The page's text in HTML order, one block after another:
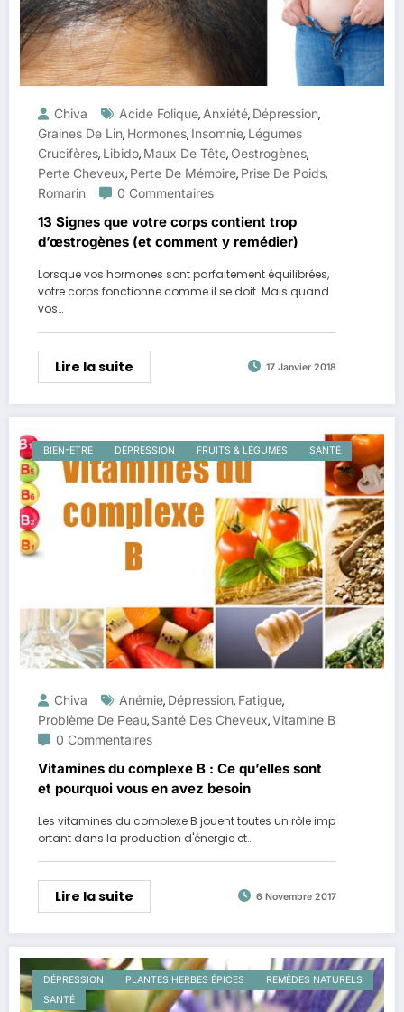
Chiva Acide Folique, Anxiété, Dépression,
Graines De Lin, Hormones, Insomnie, Légumes
Crucifères, Libido, Maux De Tête, Oestrogènes,
Perte Cheveux, Perte De Mémoire, Prise De Poids,
Romarin
0 Commentaires
13 Signes que votre corps contient trop
d’œstrogènes (et comment y remédier)
Lorsque vos hormones sont parfaitement équilibrées,
votre corps fonctionne comme il se doit. Mais quand
vos…
Lire la suite 17 Janvier 2018
BIEN-ETRE DÉPRESSION FRUITS & LÉGUMES SANTÉ
Chiva Anémie, Dépression, Fatigue,
Problème De Peau, Santé Des Cheveux,Vitamine B
0 Commentaires
Vitamines du complexe B : Ce qu’elles sont
et pourquoi vous en avez besoin
Les vitamines du complexe B jouent toutes un rôle imp
ortant dans la production d'énergie et…
Lire la suite 6 Novembre 2017
DÉPRESSION PLANTES HERBES ÉPICES
REMÈDES NATURELS
SANTÉ